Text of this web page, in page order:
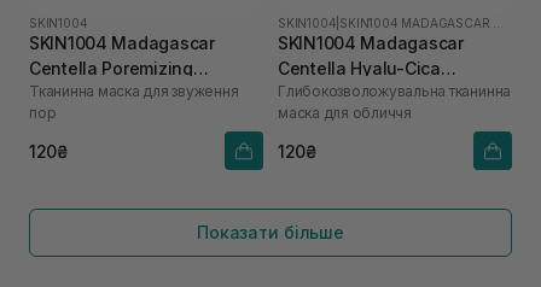
SKIN1004
SKIN1004 Madagascar
Centella Poremizing
Clarifying Mask 1 шт
Тканинна маска для звуження
пор
120₴
SKIN1004 SKIN1004 MADAGASCAR CENTELLA HYALU-CICA
SKIN1004 Madagascar
Centella Hyalu-Cica
Hydrating Mask 1 шт
Глибокозволожувальна тканинна
маска для обличчя
120₴
Показати більше